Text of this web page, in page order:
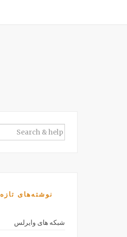
SEARCH
FOR:
نوشته‌های تازه
شبکه های وایرلس